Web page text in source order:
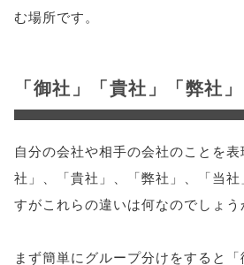
む場所です。
「御社」「貴社」「弊社
自分の会社や相手の会社のことを
社」、「貴社」、「弊社」、「当
すがこれらの違いは何なのでしょう
まず簡単にグループ分けをすると